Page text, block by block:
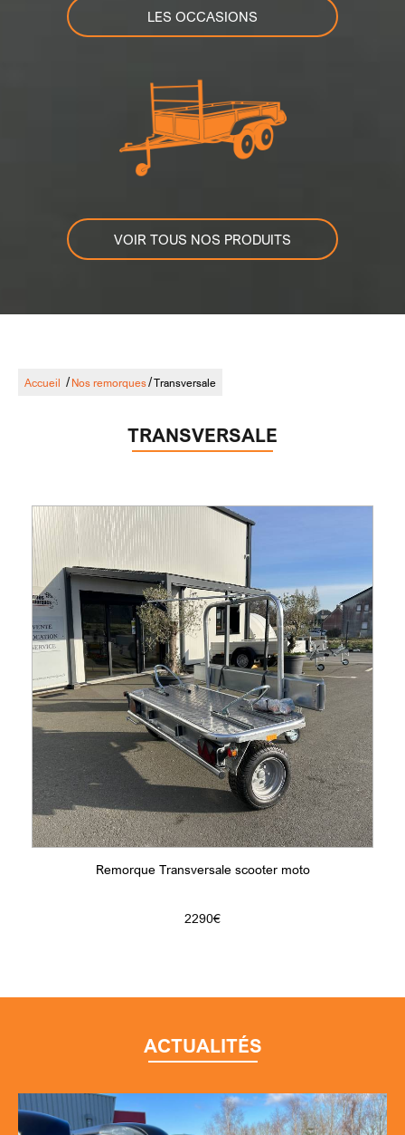
LES OCCASIONS
VOIR TOUS NOS PRODUITS
Accueil / Nos remorques/Transversale
TRANSVERSALE
Remorque Transversale scooter moto
2290€
ACTUALITÉS